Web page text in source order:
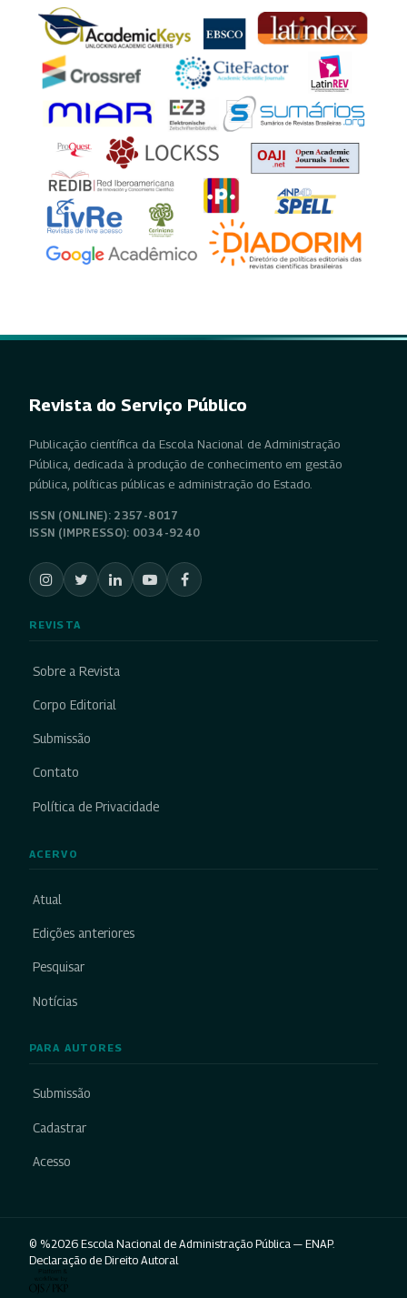
Revista do Serviço Público
Publicação científica da Escola Nacional de Administração
Pública, dedicada à produção de conhecimento em gestão
pública, políticas públicas e administração do Estado.
ISSN (ONLINE): 2357-8017
ISSN (IMPRESSO): 0034-9240
REVISTA
Sobre a Revista
Corpo Editorial
Submissão
Contato
Política de Privacidade
ACERVO
Atual
Edições anteriores
Pesquisar
Notícias
PARA AUTORES
Submissão
Cadastrar
Acesso
© %2026 Escola Nacional de Administração Pública — ENAP.
Declaração de Direito Autoral